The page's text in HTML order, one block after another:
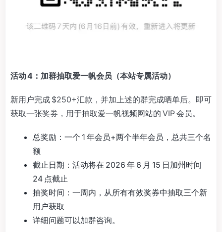
活动 4：加群抽取爱一帆会员（本站专属活动）
新用户完成 $250+汇款，并加上述的群完成晒单后。即可
获取一张奖券，用于抽取爱一帆视频网站的 VIP 会员。
总奖励：一个 1 年会员+两个半年会员，总共三个名
额
截止日期：活动将在 2026 年 6 月 15 日加州时间
24 点截止
抽奖时间：一周内，从所有有效奖券中抽取三个新
用户获取
详细问题可以加群咨询。